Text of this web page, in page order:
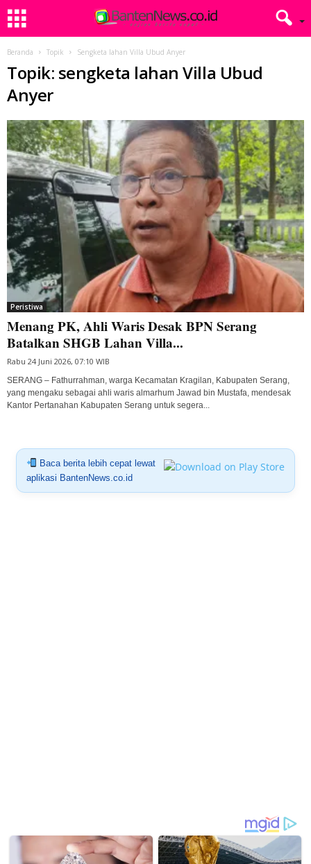
Beranda Topik Sengketa lahan Villa Ubud Anyer
Topik: sengketa lahan Villa Ubud
Anyer
Peristiwa
Menang PK, Ahli Waris Desak BPN Serang
Batalkan SHGB Lahan Villa...
Rabu 24 Juni 2026, 07:10 WIB
SERANG – Fathurrahman, warga Kecamatan Kragilan, Kabupaten Serang,
yang mengaku sebagai ahli waris almarhum Jawad bin Mustafa, mendesak
Kantor Pertanahan Kabupaten Serang untuk segera...
Baca berita lebih cepat lewat
aplikasi BantenNews.co.id